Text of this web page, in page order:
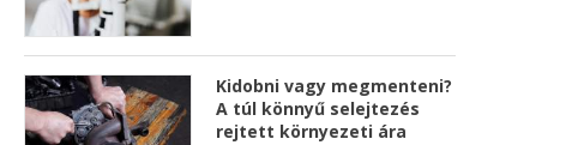
Kidobni vagy megmenteni?
A túl könnyű selejtezés
rejtett környezeti ára